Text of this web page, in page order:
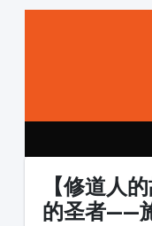
【修道人
的圣者——